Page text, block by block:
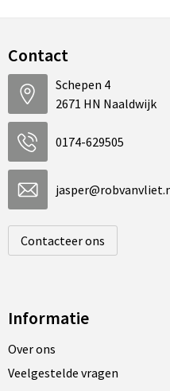
Contact
Schepen 4
2671 HN Naaldwijk
0174-629505
Contacteer ons
Informatie
Over ons
Veelgestelde vragen